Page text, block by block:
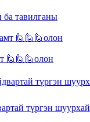
ба тавилганы
🙋🙋🙋олон
түргэн шуурхай